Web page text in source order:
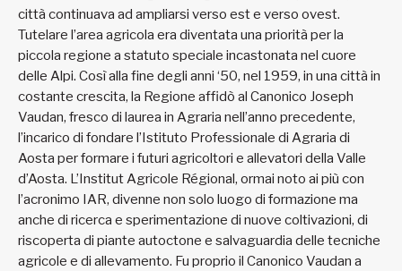
città continuava ad ampliarsi verso est e verso ovest.
Tutelare l’area agricola era diventata una priorità per la
piccola regione a statuto speciale incastonata nel cuore
delle Alpi. Così alla fine degli anni ‘50, nel 1959, in una città in
costante crescita, la Regione affidò al Canonico Joseph
Vaudan, fresco di laurea in Agraria nell’anno precedente,
l’incarico di fondare l’Istituto Professionale di Agraria di
Aosta per formare i futuri agricoltori e allevatori della Valle
d’Aosta. L’Institut Agricole Régional, ormai noto ai più con
l’acronimo IAR, divenne non solo luogo di formazione ma
anche di ricerca e sperimentazione di nuove coltivazioni, di
riscoperta di piante autoctone e salvaguardia delle tecniche
agricole e di allevamento. Fu proprio il Canonico Vaudan a